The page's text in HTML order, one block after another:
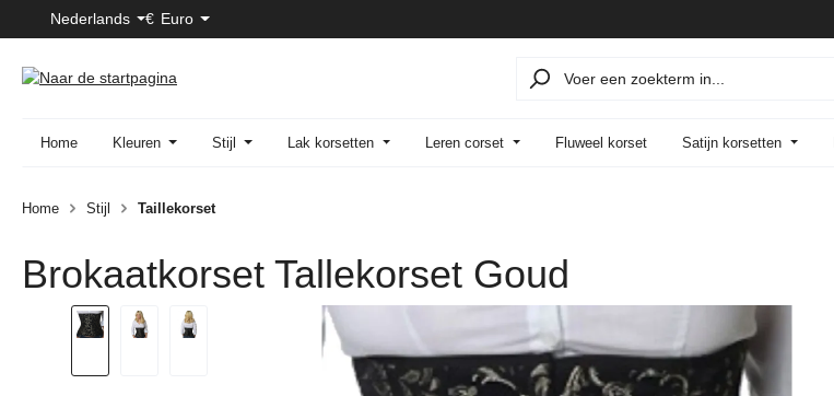
de hoofdinhoud
Ga naar de zoekopdracht
Ga naar de hoofdnavigatie
Nederlands € Euro
Home Kleuren Stijl Lak korsetten Leren corset Fluweel korset Satijn korsetten
Home Stijl Taillekorset
Brokaatkorset Tallekorset Goud
Afbeeldingengalerij overslaan